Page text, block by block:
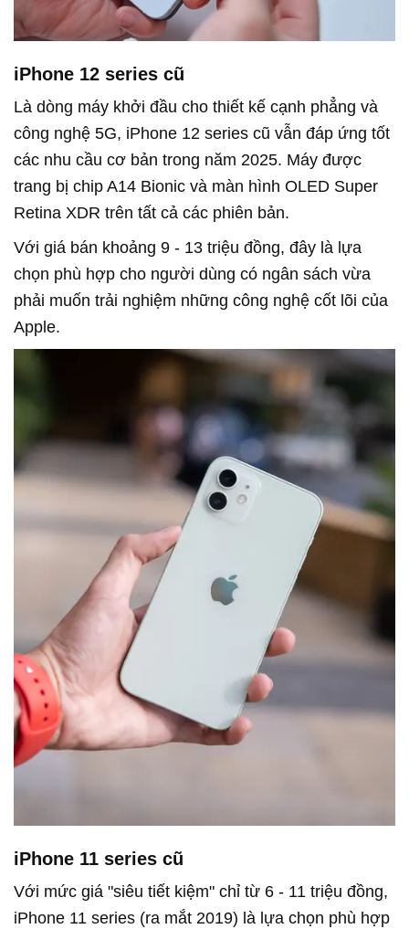
iPhone 12 series cũ
Là dòng máy khởi đầu cho thiết kế cạnh phẳng và
công nghệ 5G, iPhone 12 series cũ vẫn đáp ứng tốt
các nhu cầu cơ bản trong năm 2025. Máy được
trang bị chip A14 Bionic và màn hình OLED Super
Retina XDR trên tất cả các phiên bản.
Với giá bán khoảng 9 - 13 triệu đồng, đây là lựa
chọn phù hợp cho người dùng có ngân sách vừa
phải muốn trải nghiệm những công nghệ cốt lõi của
Apple.
iPhone 11 series cũ
Với mức giá "siêu tiết kiệm" chỉ từ 6 - 11 triệu đồng,
iPhone 11 series (ra mắt 2019) là lựa chọn phù hợp